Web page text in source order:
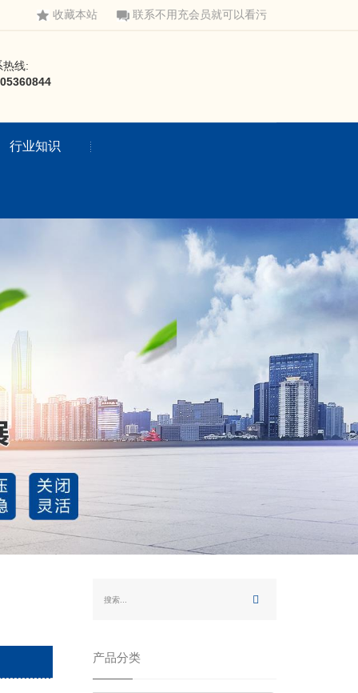
收藏本站 联系不用充会员就可以看污
热线:
行业知识
产品分类